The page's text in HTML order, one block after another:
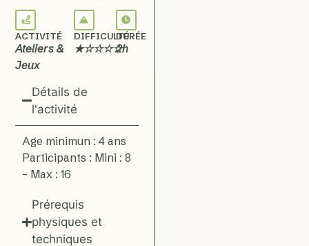
ACTIVITÉ
Ateliers &
Jeux
DIFFICULTÉ
★☆☆☆☆
DURÉE
2h
Détails de
l'activité
Age minimun : 4 ans
Participants : Mini : 8
– Max : 16
Prérequis
physiques et
techniques